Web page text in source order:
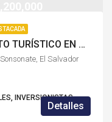
FINCA CAFETALERA Y PROYECTO TURÍSTICO EN VENTA EN LOS NARANJOS, JUAYÚA, SONSONATE-S2726RC
El Salvador
INVERSIONISTAS,
Detalles